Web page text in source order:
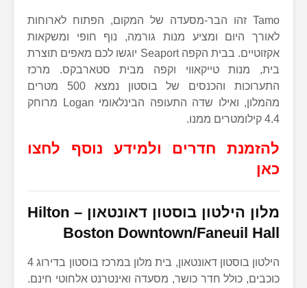
Tamo זהו הבר-מסעדה של המקום, הפתוח לארוחות
לאורך היום ומציע מנות גורמה, נוף חופי ומשקאות
אקזוטיים. בבית הקפה Seaport יוגשו לכם מאפים תוצרת
בית, מנות טייקאווי וקפה מבית סטארבקס. מרכז
התערוכות והכנסים של בוסטון נמצא 500 מטרים
מהמלון, ואילו שדה התעופה הבינלאומי Logan מרוחק
4.4 קילומטרים ממנו.
להזמנת חדרים ולמידע נוסף לחצו
כאן
מלון הילטון בוסטון דאונטאון – Hilton
Boston Downtown/Faneuil Hall
הילטון בוסטון דאונטאון, בית מלון במרכז בוסטון בדירוג 4
כוכבים, כולל חדר כושר, מסעדה ואינטרנט אלחוטי חינם.